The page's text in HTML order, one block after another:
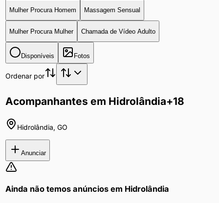
Mulher Procura Homem Massagem Sensual
Mulher Procura Mulher Chamada de Vídeo Adulto
Disponíveis Fotos
Ordenar por
Acompanhantes em Hidrolândia+18
Hidrolândia, GO
Anunciar
Ainda não temos anúncios em Hidrolândia